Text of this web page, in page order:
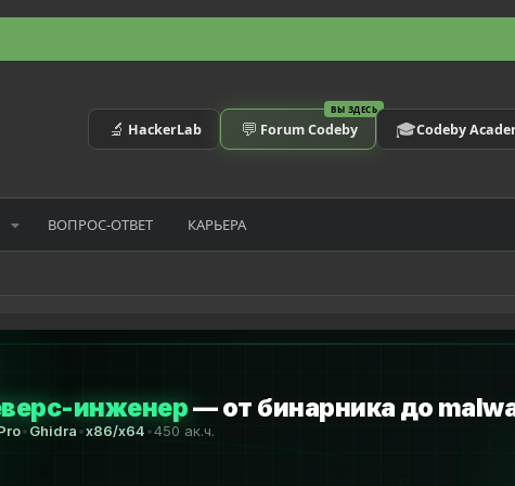
🔬 HackerLab
ВЫ ЗДЕСЬ
💬 Forum Codeby 🎓Codeby
ВОПРОС-ОТВЕТ КАРЬЕРА